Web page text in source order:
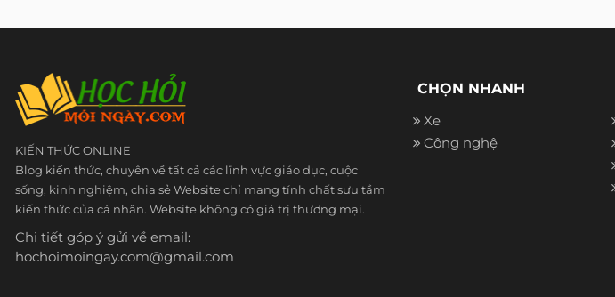
KIẾN THỨC ONLINE
Blog kiến thức, chuyên về tất cả các lĩnh vực giáo dục, cuộc
sống, kinh nghiệm, chia sẻ Website chỉ mang tính chất sưu tầm
kiến thức của cá nhân. Website không có giá trị thương mại.
Chi tiết góp ý gửi về email:
hochoimoingay.com@gmail.com
CHỌN NHANH
Xe
Công nghệ